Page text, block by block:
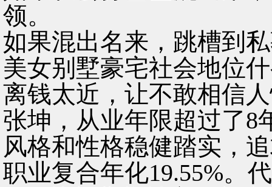
领。
如果混出名来，跳槽到
美女别墅豪宅社会地位
离钱太近，让不敢相信
张坤，从业年限超过了8
风格和性格稳健踏实，
职业复合年化19.55%。